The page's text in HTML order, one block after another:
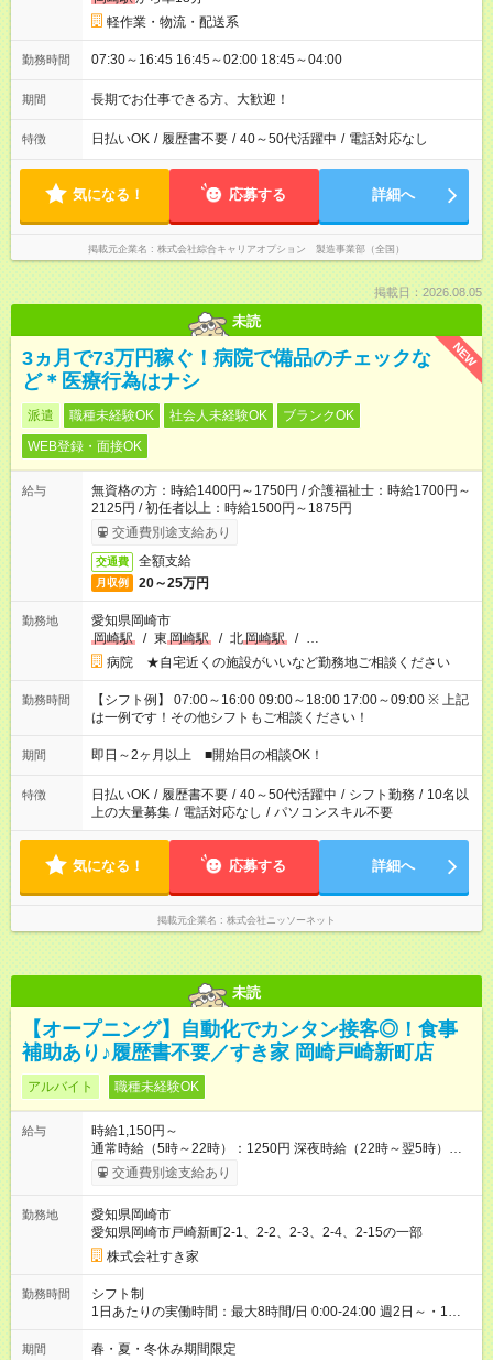
軽作業・物流・配送系
勤務時間 07:30～16:45 16:45～02:00 18:45～04:00
期間 長期でお仕事できる方、大歓迎！
特徴 日払いOK / 履歴書不要 / 40～50代活躍中 / 電話対応なし
気になる！ 応募する 詳細へ
掲載元企業名 株式会社綜合キャリアオプション 製造事業部（全国）
掲載日：2026.08.05
未読
NEW
3ヵ月で73万円稼ぐ！病院で備品のチェックな
ど＊医療行為はナシ
派遣 職種未経験OK 社会人未経験OK
ブランクOK
WEB登録・面接OK
給与
無資格の方：時給1400円～1750円 / 介護福祉士：時給1700円～
2125円 / 初任者以上：時給1500円～1875円
交通費別途支給あり
交通費 全額支給
月収例 20～25万円
勤務地
愛知県岡崎市
岡崎駅
/ 東 岡崎駅 / 北岡崎駅 / …
病院 ★自宅近くの施設がいいなど勤務地ご相談ください
勤務時間
【シフト例】 07:00～16:00 09:00～18:00 17:00～09:00 ※ 上記
は一例です！その他シフトもご相談ください！
期間 即日～2ヶ月以上 ■開始日の相談OK！
特徴 日払いOK / 履歴書不要 / 40～50代活躍中 / シフト勤務 / 10名以
上の大量募集 / 電話対応なし / パソコンスキル不要
気になる！ 応募する 詳細へ
掲載元企業名 株式会社ニッソーネット
未読
【オープニング】自動化でカンタン接客◎！食事
補助あり♪履歴書不要／すき家 岡崎戸崎新町店
アルバイト 職種未経験OK
給与
時給1,150円～
通常時給（5時～22時）：1250円 深夜時給（22時～翌5時）：
1563円 高校生時給：1150円 【オープン手当】時給＋100円 └
オープン手当て込み通常時給（5時～22時）：1,350円 └オー
ン手当て込み高校生時給：1250円 【オープン手当期間】
2026/09/01~2026/11/30 【特別手当】早朝手当（5：00-9：
00）時給+150円 【試用期間】試用期間あり 試用期間の長さ：1
ヶ月 雇用形態、給与は本採用時と同じです。 試用期間の実態は
30日（※条件変更なし）ですが、切り上げで一ヶ月とさせてい
ただきます。 研修制度あり：15時間(研修中も同時給）
交通費別途支給あり
勤務地
愛知県岡崎市
愛知県岡崎市戸崎新町2-1、2-2、2-3、2-4、2-15の一部
株式会社すき家
勤務時間
シフト制
1日あたりの実働時間：最大8時間/日 0:00-24:00 週2日～・1日
2h～OK ＜シフト例＞ 〇朝帯 5:00-9:00 〇昼帯 9:00-14:00 〇午
後帯 14:00-18:00 〇夜帯 18:00-22:00 〇深夜帯 22:00-翌5:00 基
期間 春・夏・冬休み期間限定